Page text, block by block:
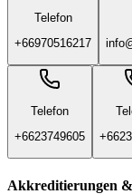
Telefon
+66970516217
Telefon
+6623749605
Akkreditierungen